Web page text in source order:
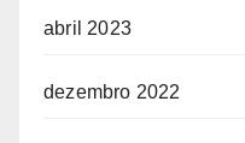
abril 2023
dezembro 2022